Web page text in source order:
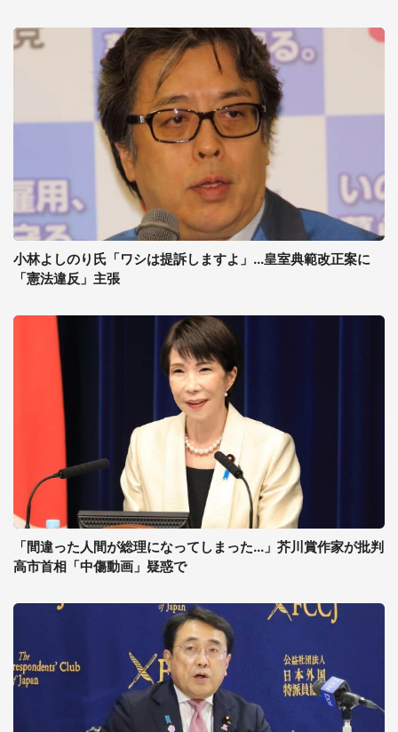
小林よしのり氏「ワシは提訴しますよ」...皇室典範改正案に
「憲法違反」主張
「間違った人間が総理になってしまった...」芥川賞作家が批判
高市首相「中傷動画」疑惑で